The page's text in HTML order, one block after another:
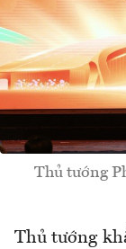
Thủ tướng
Thủ tướng